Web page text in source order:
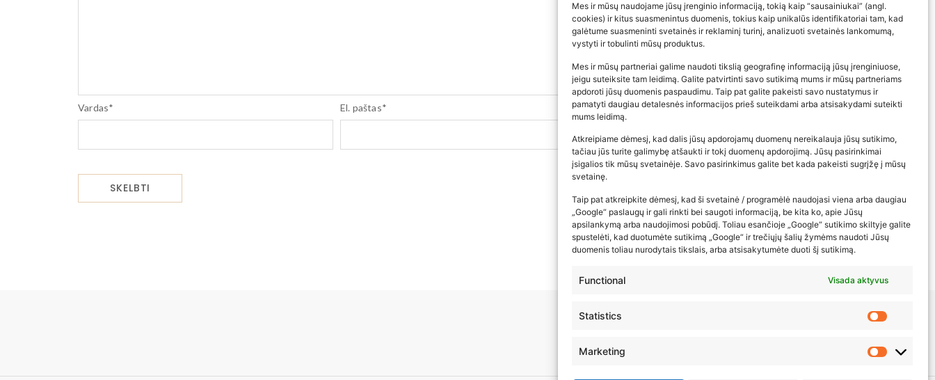
Mes ir mūsų naudojame jūsų įrenginio informaciją, tokią kaip “sausainiukai” (angl.
cookies) ir kitus suasmenintus duomenis, tokius kaip unikalūs identifikatoriai tam, kad
galėtume suasmeninti svetainės ir reklaminį turinį, analizuoti svetainės lankomumą,
vystyti ir tobulinti mūsų produktus.
Mes ir mūsų partneriai galime naudoti tikslią geografinę informaciją jūsų įrenginiuose,
jeigu suteiksite tam leidimą. Galite patvirtinti savo sutikimą mums ir mūsų partneriams
apdoroti jūsų duomenis paspaudimu. Taip pat galite pakeisti savo nustatymus ir
pamatyti daugiau detalesnės informacijos prieš suteikdami arba atsisakydami suteikti
mums leidimą.
Atkreipiame dėmesį, kad dalis jūsų apdorojamų duomenų nereikalauja jūsų sutikimo,
tačiau jūs turite galimybę atšaukti ir tokį duomenų apdorojimą. Jūsų pasirinkimai
įsigalios tik mūsų svetainėje. Savo pasirinkimus galite bet kada pakeisti sugrįžę į mūsų
svetainę.
Taip pat atkreipkite dėmesį, kad ši svetainė / programėlė naudojasi viena arba daugiau
„Google“ paslaugų ir gali rinkti bei saugoti informaciją, be kita ko, apie Jūsų
apsilankymą arba naudojimosi pobūdį. Toliau esančioje „Google“ sutikimo skiltyje galite
spustelėti, kad duotumėte sutikimą „Google“ ir trečiųjų šalių žymėms naudoti Jūsų
duomenis toliau nurodytais tikslais, arba atsisakytumėte duoti šį sutikimą.
Functional Visada aktyvus
Statistics
Marketing
Vardas* El. paštas*